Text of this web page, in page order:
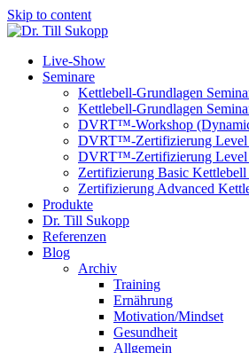
Skip to content
Live-Show
Seminare
Kettlebell-Grundlagen
Kettlebell-Grundlagen
DVRT™-Workshop
DVRT™-Zertifizierung Level
DVRT™-Zertifizierung Level
Zertifizierung Basic Kettlebell
Zertifizierung Advanced
Produkte
Dr. Till Sukopp
Referenzen
Blog
Archiv
Training
Ernährung
Motivation/Mindset
Gesundheit
Allgemein